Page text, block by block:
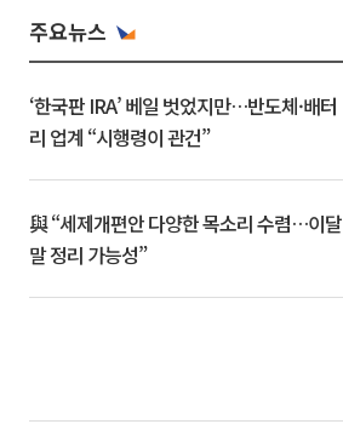
주요뉴스
‘한국판 IRA’ 베일 벗었지만…반도체·배터
리 업계 “시행령이 관건”
與 “세제개편안 다양한 목소리 수렴…이달
말 정리 가능성”